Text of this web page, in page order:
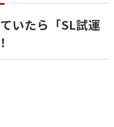
いたら「SL試運